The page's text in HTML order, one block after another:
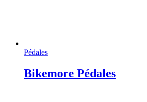
Pédales
Bikemore Pédales